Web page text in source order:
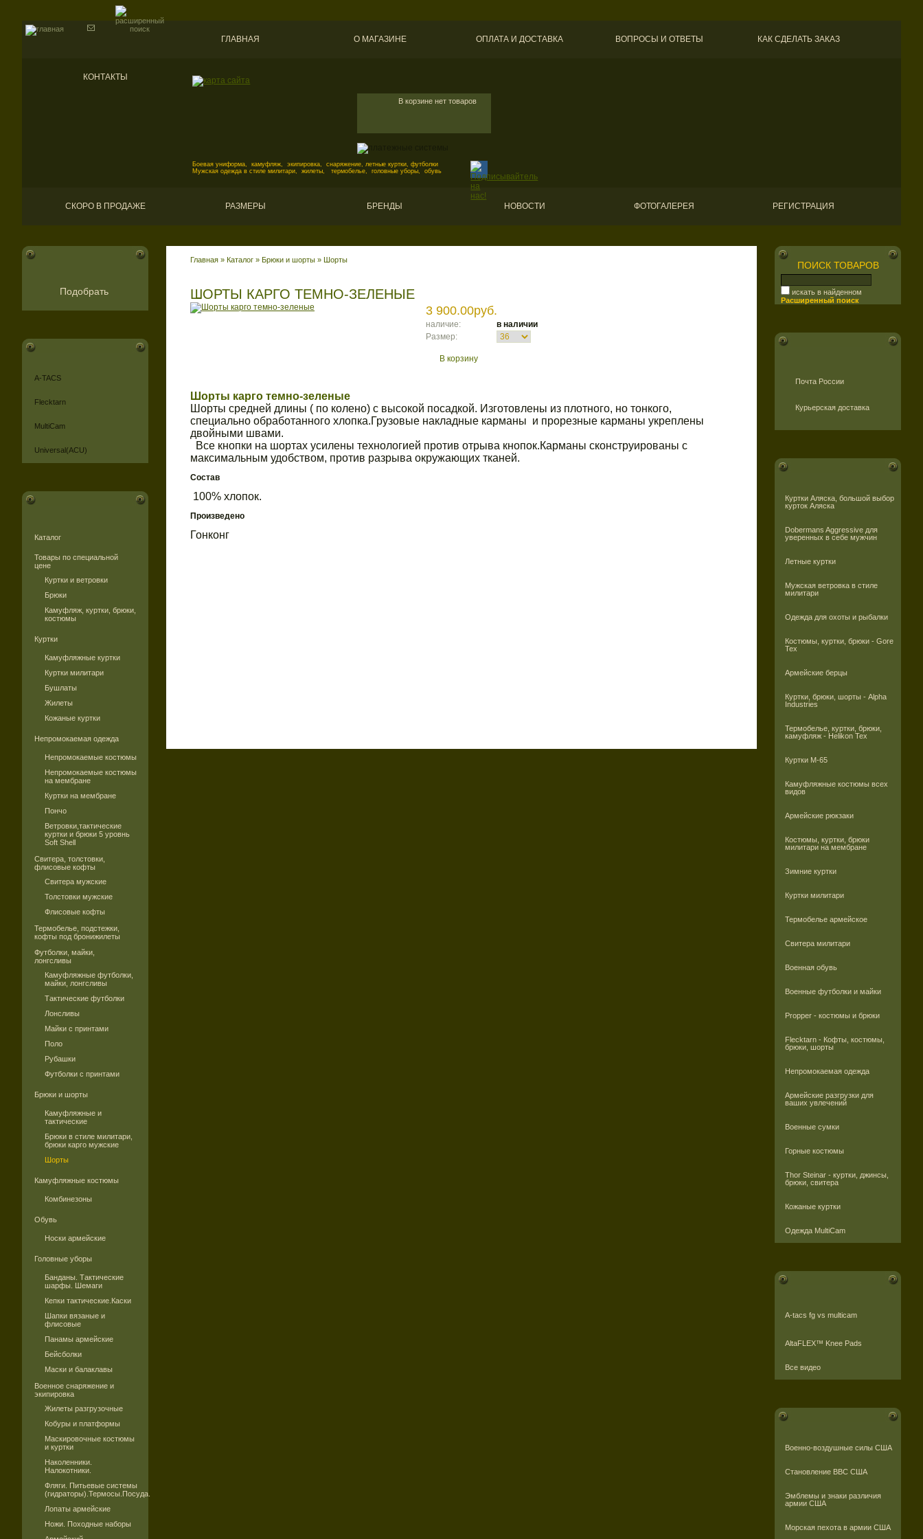
ГЛАВНАЯ О МАГАЗИНЕ ОПЛАТА И ДОСТАВКА ВОПРОСЫ И ОТВЕТЫ КАК СДЕЛАТЬ ЗАКАЗ
КОНТАКТЫ
В корзине нет товаров
Боевая униформа, камуфляж, экипировка, снаряжение, летные куртки, футболки
Мужская одежда в стиле милитари, жилеты, термобелье, головные уборы, обувь
СКОРО В ПРОДАЖЕ РАЗМЕРЫ БРЕНДЫ НОВОСТИ ФОТОГАЛЕРЕЯ РЕГИСТРАЦИЯ
Подобрать
A-TACS
Flecktarn
MultiCam
Universal(ACU)
Каталог
Товары по специальной
цене
Куртки и ветровки
Брюки
Камуфляж, куртки, брюки,
костюмы
Куртки
Камуфляжные куртки
Куртки милитари
Бушлаты
Жилеты
Кожаные куртки
Непромокаемая одежда
Непромокаемые костюмы
Непромокаемые костюмы
на мембране
Куртки на мембране
Пончо
Ветровки,тактические
куртки и брюки 5 уровнь
Soft Shell
Свитера, толстовки,
флисовые кофты
Свитера мужские
Толстовки мужские
Флисовые кофты
Термобелье, подстежки,
кофты под бронижилеты
Футболки, майки,
лонгсливы
Камуфляжные футболки,
майки, лонгсливы
Тактические футболки
Лонсливы
Майки с принтами
Поло
Рубашки
Футболки с принтами
Брюки и шорты
Камуфляжные и
тактические
Брюки в стиле милитари,
брюки карго мужские
Шорты
Камуфляжные костюмы
Комбинезоны
Обувь
Носки армейские
Головные уборы
Банданы. Тактические
шарфы. Шемаги
Кепки тактические.Каски
Шапки вязаные и
флисовые
Панамы армейские
Бейсболки
Маски и балаклавы
Военное снаряжение и
экипировка
Жилеты разгрузочные
Кобуры и платформы
Маскировочные костюмы
и куртки
Наколенники.
Налокотники.
Фляги. Питьевые системы
(гидраторы).Термосы.Посуда.
Лопаты армейские
Ножи. Походные наборы
ПОИСК ТОВАРОВ
искать в найденном
Расширенный поиск
Почта России
Курьерская доставка
Куртки Аляска, большой выбор
курток Аляска
Dobermans Aggressive для
уверенных в себе мужчин
Летные куртки
Мужская ветровка в стиле
милитари
Одежда для охоты и рыбалки
Костюмы, куртки, брюки - Gore
Tex
Армейские берцы
Куртки, брюки, шорты - Alpha
Industries
Термобелье, куртки, брюки,
камуфляж - Helikon Tex
Куртки M-65
Камуфляжные костюмы всех
видов
Армейские рюкзаки
Костюмы, куртки, брюки
милитари на мембране
Зимние куртки
Куртки милитари
Термобелье армейское
Свитера милитари
Военная обувь
Военные футболки и майки
Propper - костюмы и брюки
Flecktarn - Кофты, костюмы,
брюки, шорты
Непромокаемая одежда
Армейские разгрузки для
ваших увлечений
Военные сумки
Горные костюмы
Thor Steinar - куртки, джинсы,
брюки, свитера
Кожаные куртки
Одежда MultiCam
A-tacs fg vs multicam
AltaFLEX™ Knee Pads
Все видео
Военно-воздушные силы США
Становление ВВС США
Эмблемы и знаки различия
армии США
Морская пехота в армии США
Главная » Каталог » Брюки и шорты » Шорты
ШОРТЫ КАРГО ТЕМНО-ЗЕЛЕНЫЕ
3 900.00руб.
наличие:
в наличии
Размер:
В корзину
Шорты карго темно-зеленые
Шорты средней длины ( по колено) с высокой посадкой. Изготовлены из плотного, но тонкого,
специально обработанного хлопка.Грузовые накладные карманы и прорезные карманы укреплены
двойными швами.
Все кнопки на шортах усилены технологией против отрыва кнопок.Карманы сконструированы с
максимальным удобством, против разрыва окружающих тканей.
Состав
100% хлопок.
Произведено
Гонконг